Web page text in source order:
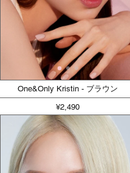
One&Only Kristin - ブラウン
¥2,490